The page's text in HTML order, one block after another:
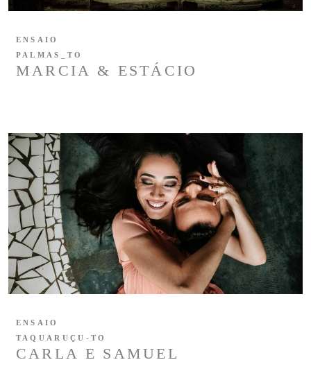
MARCIA & ESTÁCIO
ENSAIO
PALMAS_TO
CARLA E SAMUEL
ENSAIO
TAQUARUÇU-TO